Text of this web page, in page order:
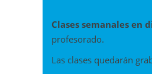
Clases semanales
profesorado.
Las clases quedarán